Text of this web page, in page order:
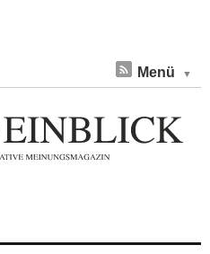
Menü